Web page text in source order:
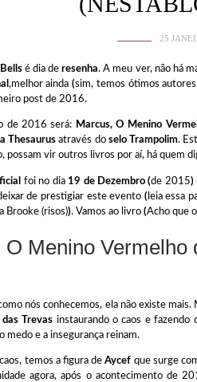
25
é dia deresenha. A meu ver, não há
,melhor ainda(sim, temos ótimos
post de 2016.
2016 será: Marcus, O Menino
Thesaurus através do selo Trampolim.
possam vir outros livros por aí, há quem
foi no dia 19 de Dezembro (de 2015)
de prestigiar este evento (leia essa
Brooke (risos)). Vamos ao livro (Acho que
O Menino
nós conhecemos, ela não existe mais.
das Trevas instaurando o caos e fazendo
medo e a insegurança reinam.
temos a figura deAycef que surge
agora, após o acontecimento de